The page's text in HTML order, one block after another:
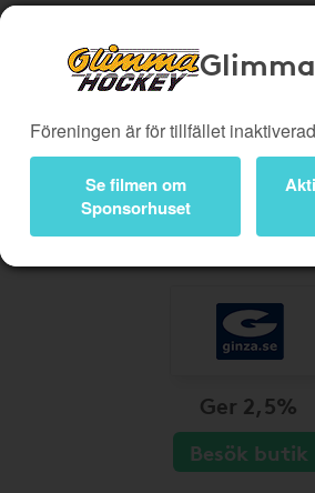
Köp genom denna sida stöttar
Butiker
Presentkort
Bli medlem
Föreningen är för tillfället
Se filmen om
Sponsorhuset
Ger 2,5%
Besök butik